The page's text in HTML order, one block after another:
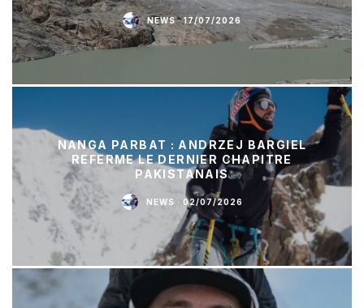
NEWS · 17/07/2026
NANGA PARBAT : ANDRZEJ BARGIEL
REFERME LE DERNIER CHAPITRE
PAKISTANAIS
NEWS · 02/07/2026